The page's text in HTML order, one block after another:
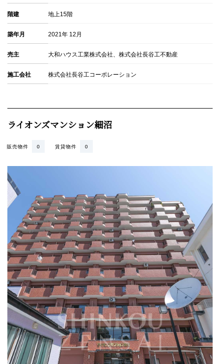
階建 地上15階
築年月 2021年 12月
売主 大和ハウス工業株式会社、株式会社長谷工不動産
施工会社 株式会社長谷工コーポレーション
ライオンズマンション細沼
賃貸物件 0
販売物件 0